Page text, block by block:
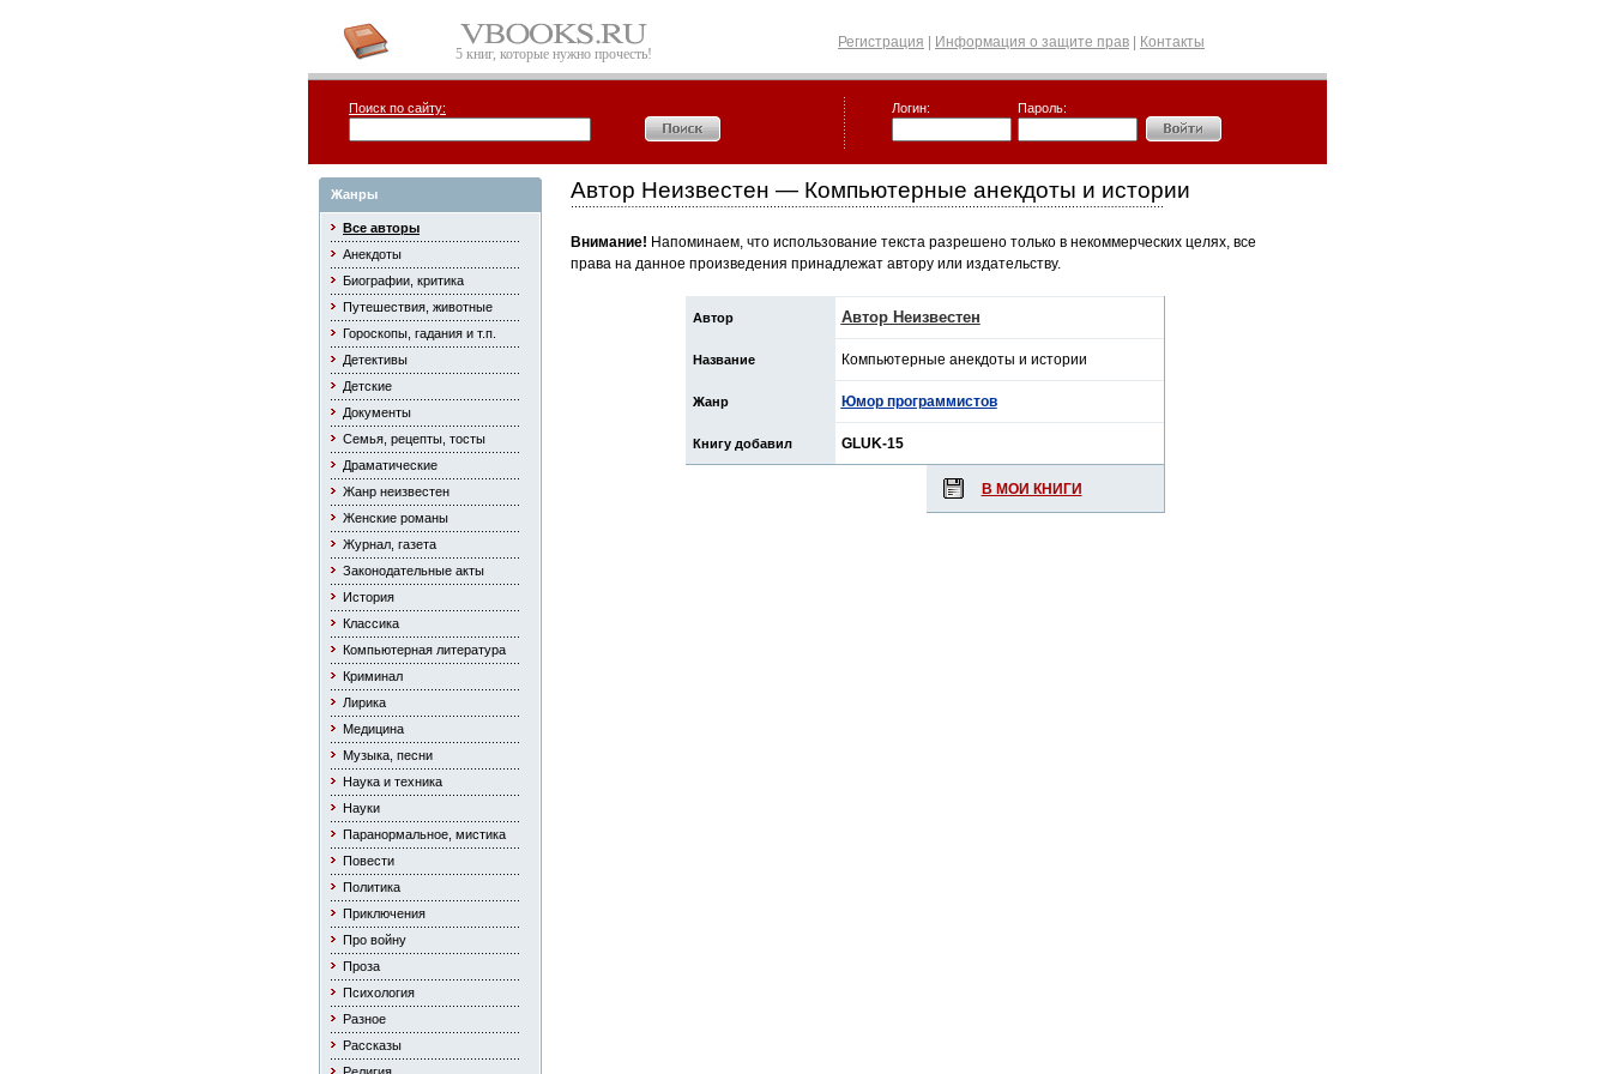
5 книг, которые нужно прочесть!
Регистрация Информация о защите прав Контакты
Поиск по сайту: Логин: Пароль:
Жанры
Все авторы
Анекдоты
Биографии, критика
Путешествия, животные
Гороскопы, гадания и т.п.
Детективы
Детские
Документы
Семья, рецепты, тосты
Драматические
Жанр неизвестен
Женские романы
Журнал, газета
Законодательные акты
История
Классика
Компьютерная литература
Криминал
Лирика
Медицина
Музыка, песни
Наука и техника
Науки
Паранормальное, мистика
Повести
Политика
Приключения
Про войну
Проза
Психология
Разное
Рассказы
Автор Неизвестен — Компьютерные анекдоты и истории
Внимание! Напоминаем, что использование текста разрешено только в некоммерческих целях, все
права на данное произведения принадлежат автору или издательству.
Автор Автор Неизвестен
Название Компьютерные анекдоты и истории
Жанр Юмор программистов
Книгу добавил GLUK-15
В МОИ КНИГИ